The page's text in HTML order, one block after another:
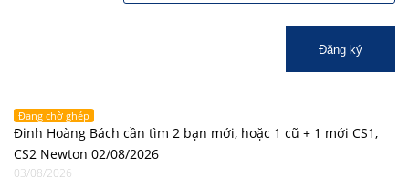
Đăng ký
Đang chờ ghép
Đinh Hoàng Bách cần tìm 2 bạn mới, hoặc 1 cũ + 1 mới CS1,
CS2 Newton 02/08/2026
03/08/2026